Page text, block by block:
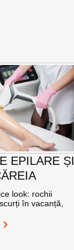
EPILARE ȘI
look: rochii
în vacanță,